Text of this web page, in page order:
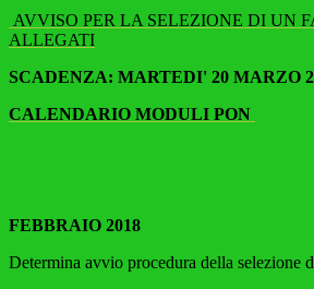
AVVISO PER LA SELEZIONE DI UN
ALLEGATI
SCADENZA: MARTEDI' 20 MARZO
CALENDARIO MODULI PON
FEBBRAIO 2018
Determina avvio procedura della selezione